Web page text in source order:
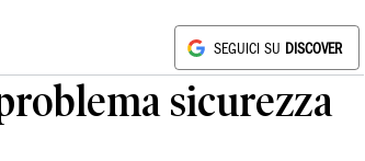
SEGUICI SU DISCOVER
sicurezza